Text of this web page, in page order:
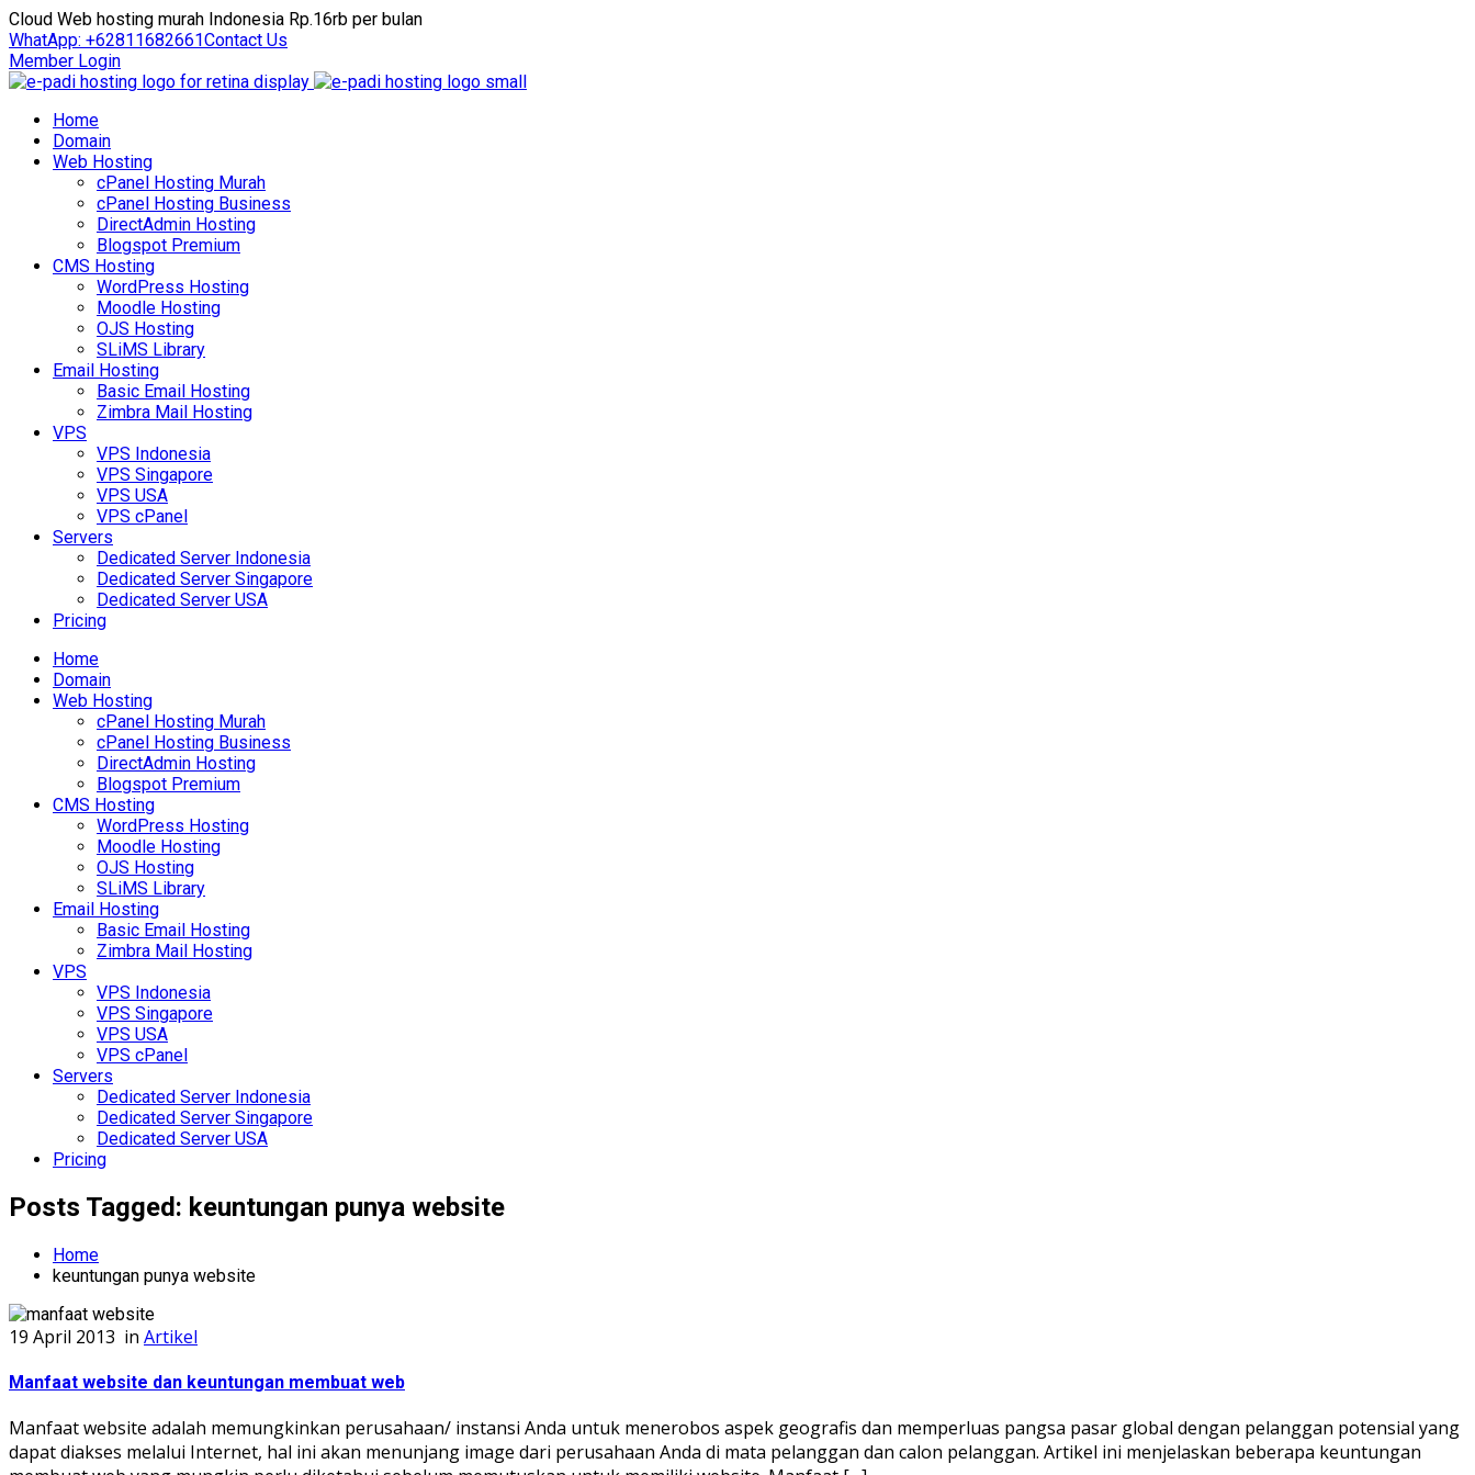
Cloud Web hosting murah Indonesia Rp.16rb per bulan
WhatApp: +62811682661Contact Us
Member Login
Home
Domain
Web Hosting
cPanel Hosting Murah
cPanel Hosting Business
DirectAdmin Hosting
Blogspot Premium
CMS Hosting
WordPress Hosting
Moodle Hosting
OJS Hosting
SLiMS Library
Email Hosting
Basic Email Hosting
Zimbra Mail Hosting
VPS
VPS Indonesia
VPS Singapore
VPS USA
VPS cPanel
Servers
Dedicated Server Indonesia
Dedicated Server Singapore
Dedicated Server USA
Pricing
Home
Domain
Web Hosting
cPanel Hosting Murah
cPanel Hosting Business
DirectAdmin Hosting
Blogspot Premium
CMS Hosting
WordPress Hosting
Moodle Hosting
OJS Hosting
SLiMS Library
Email Hosting
Basic Email Hosting
Zimbra Mail Hosting
VPS
VPS Indonesia
VPS Singapore
VPS USA
VPS cPanel
Servers
Dedicated Server Indonesia
Dedicated Server Singapore
Dedicated Server USA
Pricing
Posts Tagged: keuntungan punya website
Home
keuntungan punya website
19 April 2013 in Artikel
Manfaat website dan keuntungan membuat web
Manfaat website adalah memungkinkan perusahaan/ instansi Anda untuk menerobos aspek geografis dan memperluas pangsa pasar global dengan pelanggan potensial yang
dapat diakses melalui Internet, hal ini akan menunjang image dari perusahaan Anda di mata pelanggan dan calon pelanggan. Artikel ini menjelaskan beberapa keuntungan